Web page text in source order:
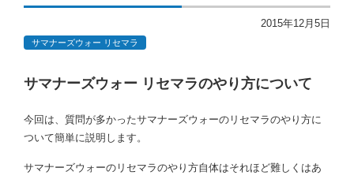
2015年12月5日
サマナーズウォー リセマラ
サマナーズウォー リセマラのやり方について
今回は、質問が多かったサマナーズウォーのリセマラのやり方に
ついて簡単に説明します。
サマナーズウォーのリセマラのやり方自体はそれほど難しくはあ